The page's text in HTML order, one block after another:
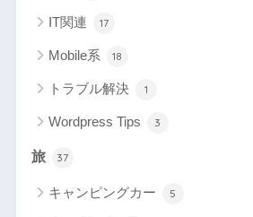
IT関連 17
Mobile系 18
トラブル解決 1
Wordpress Tips 3
旅 37
キャンピングカー 5